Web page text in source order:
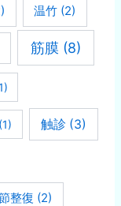
温竹 (2)
筋膜 (8)
(1) 触診 (3)
整復 (2)